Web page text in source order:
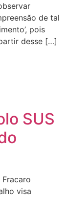
de tal
pois
desse […]
SUS
visa